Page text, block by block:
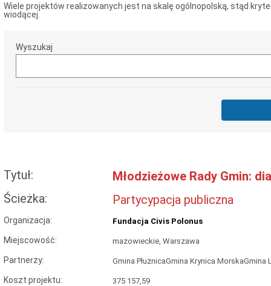
Wiele projektów realizowanych jest na skalę ogólnopolską, stąd
wiodącej.
Wyszukaj
Tytuł:
Młodzieżowe Rady Gmin:
Ścieżka:
Partycypacja publiczna
Organizacja: Fundacja Civis Polonus
Miejscowość: mazowieckie, Warszawa
Partnerzy: Gmina PłużnicaGmina Krynica
Koszt projektu: 375 157,59